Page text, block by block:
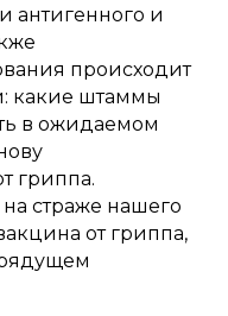
антигенного и
происходит
какие штаммы
в ожидаемом
гриппа.
страже нашего
от гриппа,